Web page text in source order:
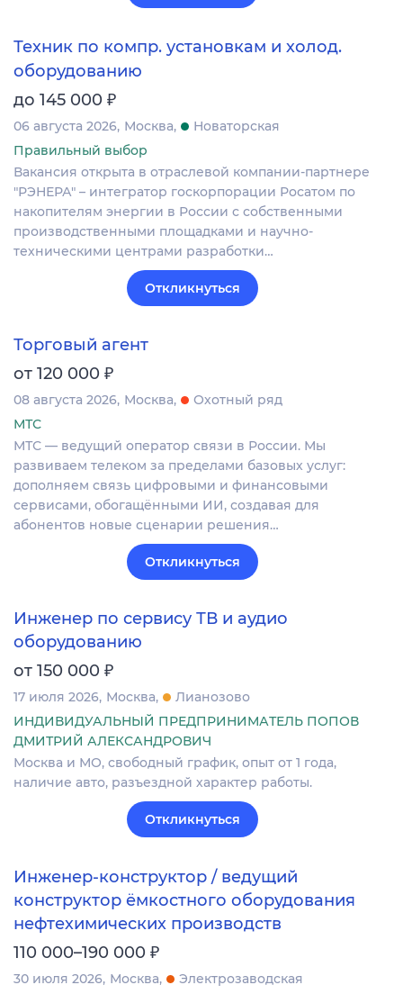
Техник по компр. установкам и холод.
оборудованию
до 145 000 ₽
06 августа 2026 Москва
Новаторская
Правильный выбор
Вакансия открыта в отраслевой компании-партнере
"РЭНЕРА" – интегратор госкорпорации Росатом по
накопителям энергии в России с собственными
производственными площадками и научно-
техническими центрами разработки…
Откликнуться
Торговый агент
от 120 000 ₽
08 августа 2026 Москва
Охотный ряд
МТС
МТС — ведущий оператор связи в России. Мы
развиваем телеком за пределами базовых услуг:
дополняем связь цифровыми и финансовыми
сервисами, обогащёнными ИИ, создавая для
абонентов новые сценарии решения…
Откликнуться
Инженер по сервису ТВ и аудио
оборудованию
от 150 000 ₽
17 июля 2026 Москва
Лианозово
ИНДИВИДУАЛЬНЫЙ ПРЕДПРИНИМАТЕЛЬ ПОПОВ
ДМИТРИЙ АЛЕКСАНДРОВИЧ
Москва и МО, свободный график, опыт от 1 года,
наличие авто, разъездной характер работы.
Откликнуться
Инженер-конструктор / ведущий
конструктор ёмкостного оборудования
нефтехимических производств
110 000–190 000 ₽
30 июля 2026 Москва
Электрозаводская